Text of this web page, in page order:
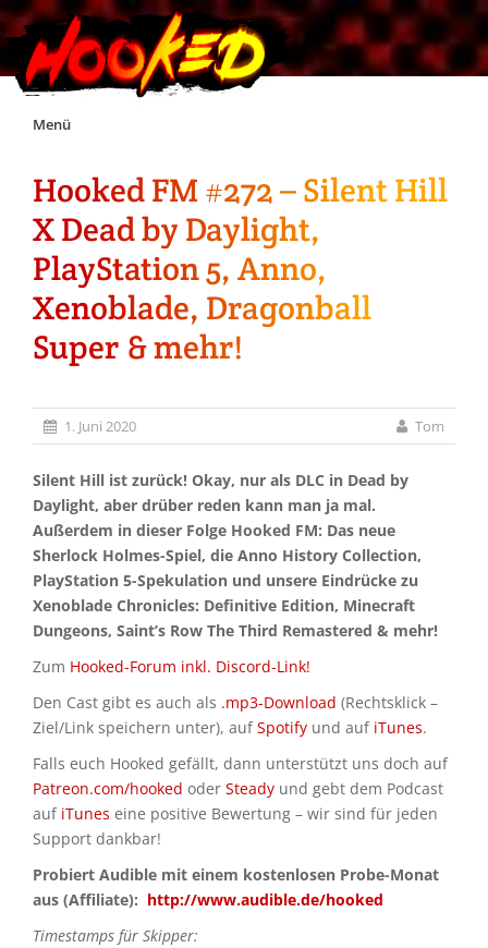
Skip
Menü
Unterstützt Hooked!
Exklusiv für Supporter*innen
Impressum
Discord
Hooked FM #272 – Silent Hill
X Dead by Daylight,
PlayStation 5, Anno,
Xenoblade, Dragonball
Super & mehr!
1. Juni 2020 Tom
Silent Hill ist zurück! Okay, nur als DLC in Dead by
Daylight, aber drüber reden kann man ja mal.
Außerdem in dieser Folge Hooked FM: Das neue
Sherlock Holmes-Spiel, die Anno History Collection,
PlayStation 5-Spekulation und unsere Eindrücke zu
Xenoblade Chronicles: Definitive Edition, Minecraft
Dungeons, Saint’s Row The Third Remastered & mehr!
Zum Hooked-Forum inkl. Discord-Link!
Den Cast gibt es auch als .mp3-Download (Rechtsklick –
Ziel/Link speichern unter), aufSpotify und auf iTunes.
Falls euch Hooked gefällt, dann unterstützt uns doch auf
Patreon.com/hooked oder Steady und gebt dem Podcast
auf iTunes eine positive Bewertung – wir sind für jeden
Support dankbar!
Probiert Audible mit einem kostenlosen Probe-Monat
aus (Affiliate): http://www.audible.de/hooked
Timestamps für Skipper: